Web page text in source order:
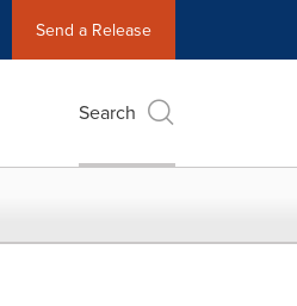
Send a Release
Search